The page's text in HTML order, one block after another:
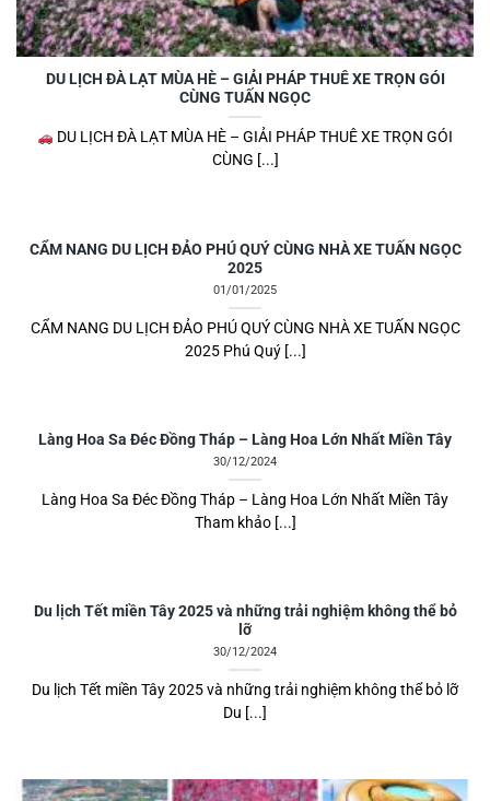
DU LỊCH ĐÀ LẠT MÙA HÈ – GIẢI PHÁP THUÊ XE TRỌN GÓI
CÙNG TUẤN NGỌC
DU LỊCH ĐÀ LẠT MÙA HÈ – GIẢI PHÁP THUÊ XE TRỌN GÓI
CÙNG [...]
CẨM NANG DU LỊCH ĐẢO PHÚ QUÝ CÙNG NHÀ XE TUẤN NGỌC
2025
01/01/2025
CẨM NANG DU LỊCH ĐẢO PHÚ QUÝ CÙNG NHÀ XE TUẤN NGỌC
2025 Phú Quý [...]
Làng Hoa Sa Đéc Đồng Tháp – Làng Hoa Lớn Nhất Miền Tây
30/12/2024
Làng Hoa Sa Đéc Đồng Tháp – Làng Hoa Lớn Nhất Miền Tây
Tham khảo [...]
Du lịch Tết miền Tây 2025 và những trải nghiệm không thể bỏ
lỡ
30/12/2024
Du lịch Tết miền Tây 2025 và những trải nghiệm không thể bỏ lỡ
Du [...]